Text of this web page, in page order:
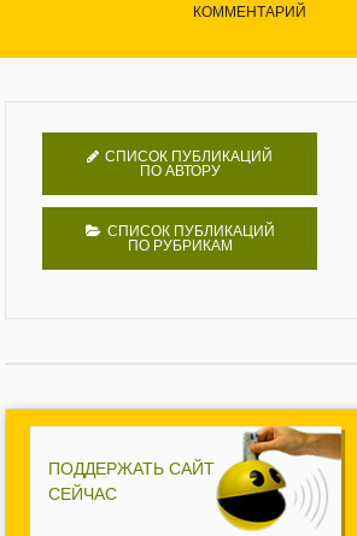
КОММЕНТАРИЙ
СПИСОК ПУБЛИКАЦИЙ
ПО АВТОРУ
СПИСОК ПУБЛИКАЦИЙ
ПО РУБРИКАМ
ПОДДЕРЖАТЬ САЙТ
СЕЙЧАС